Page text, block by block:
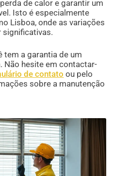
de calor e garantir um
Isto é especialmente
Lisboa, onde as variações
significativas.
tem a garantia de um
Não hesite em contactar-
de contato ou pelo
sobre a manutenção